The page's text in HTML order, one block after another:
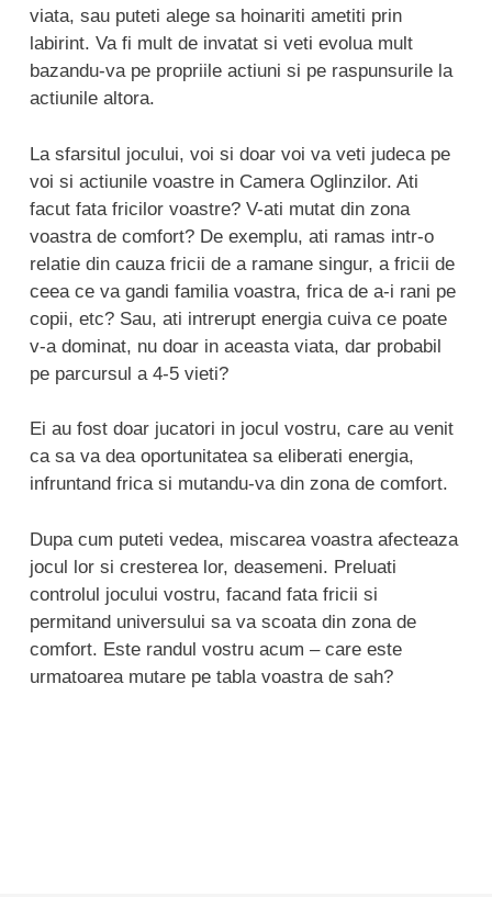
viata, sau puteti alege sa hoinariti ametiti prin
labirint. Va fi mult de invatat si veti evolua mult
bazandu-va pe propriile actiuni si pe raspunsurile la
actiunile altora.
La sfarsitul jocului, voi si doar voi va veti judeca pe
voi si actiunile voastre in Camera Oglinzilor. Ati
facut fata fricilor voastre? V-ati mutat din zona
voastra de comfort? De exemplu, ati ramas intr-o
relatie din cauza fricii de a ramane singur, a fricii de
ceea ce va gandi familia voastra, frica de a-i rani pe
copii, etc? Sau, ati intrerupt energia cuiva ce poate
v-a dominat, nu doar in aceasta viata, dar probabil
pe parcursul a 4-5 vieti?
Ei au fost doar jucatori in jocul vostru, care au venit
ca sa va dea oportunitatea sa eliberati energia,
infruntand frica si mutandu-va din zona de comfort.
Dupa cum puteti vedea, miscarea voastra afecteaza
jocul lor si cresterea lor, deasemeni. Preluati
controlul jocului vostru, facand fata fricii si
permitand universului sa va scoata din zona de
comfort. Este randul vostru acum – care este
urmatoarea mutare pe tabla voastra de sah?